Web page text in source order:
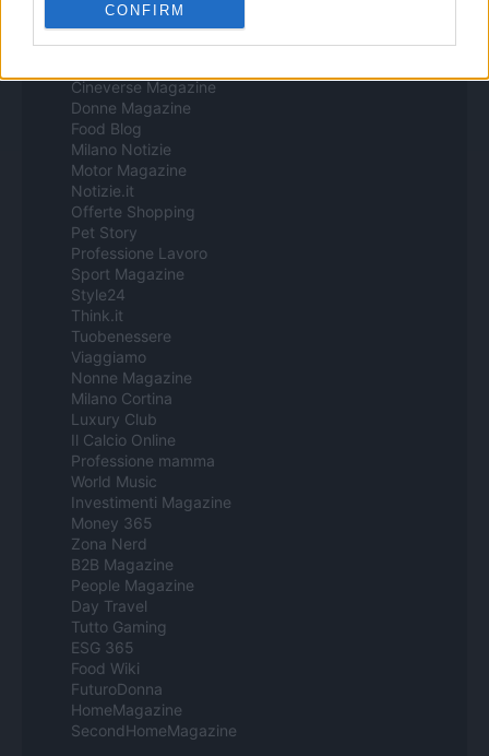
CONFIRM
Italia
Cineverse Magazine
Donne Magazine
Food Blog
Milano Notizie
Motor Magazine
Notizie.it
Offerte Shopping
Pet Story
Professione Lavoro
Sport Magazine
Style24
Think.it
Tuobenessere
Viaggiamo
Nonne Magazine
Milano Cortina
Luxury Club
Il Calcio Online
Professione mamma
World Music
Investimenti Magazine
Money 365
Zona Nerd
B2B Magazine
People Magazine
Day Travel
Tutto Gaming
ESG 365
Food Wiki
FuturoDonna
HomeMagazine
SecondHomeMagazine